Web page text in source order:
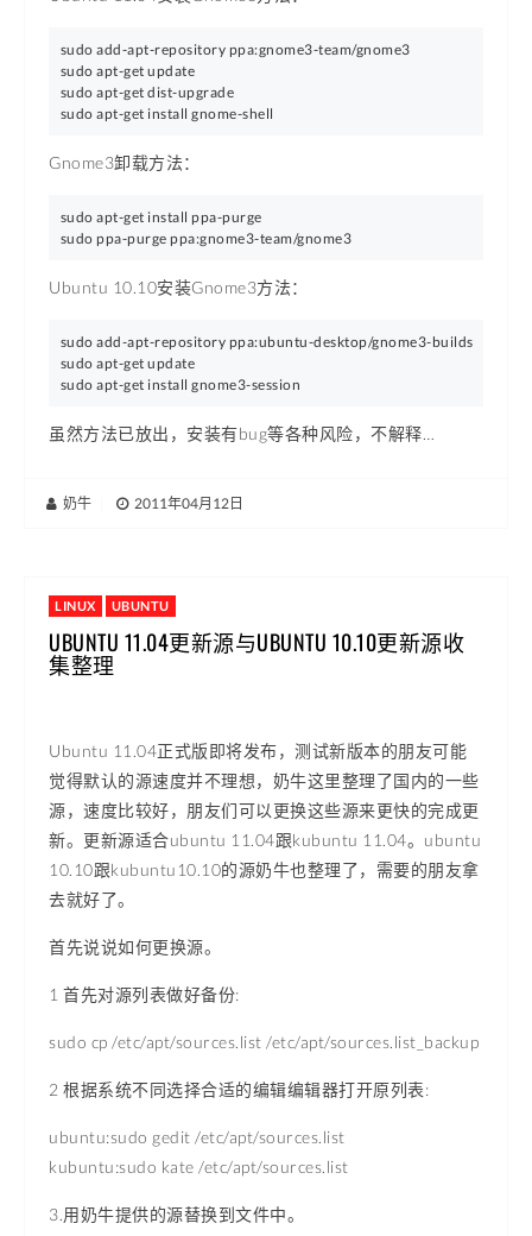
sudo add-apt-repository ppa:gnome3-team/gnome3
sudo apt-get update
sudo apt-get dist-upgrade
sudo apt-get install gnome-shell
Gnome3卸载方法：
sudo apt-get install ppa-purge
sudo ppa-purge ppa:gnome3-team/gnome3
Ubuntu 10.10安装Gnome3方法：
sudo add-apt-repository ppa:ubuntu-desktop/gnome3-builds
sudo apt-get update
虽然方法已放出，安装有bug等各种风险，不解释…
奶牛 2011年04月12日
LINUX UBUNTU
UBUNTU 11.04更新源与UBUNTU 10.10更新源收
集整理
Ubuntu 11.04正式版即将发布，测试新版本的朋友可能
觉得默认的源速度并不理想，奶牛这里整理了国内的一些
源，速度比较好，朋友们可以更换这些源来更快的完成更
新。更新源适合ubuntu 11.04跟kubuntu 11.04。ubuntu
10.10跟kubuntu10.10的源奶牛也整理了，需要的朋友拿
去就好了。
首先说说如何更换源。
1 首先对源列表做好备份:
sudo cp /etc/apt/sources.list /etc/apt/sources.list_backup
2 根据系统不同选择合适的编辑编辑器打开原列表:
ubuntu:sudo gedit /etc/apt/sources.list
kubuntu:sudo kate /etc/apt/sources.list
3.用奶牛提供的源替换到文件中。